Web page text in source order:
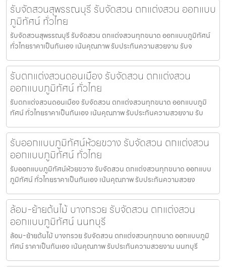
รับจัดสวนสุพรรณบุรี รับจัดสวน ตกแต่งสวน ออกแบบ
ภูมิทัศน์ ทั่วไทย
รับจัดสวนสุพรรณบุรี รับจัดสวน ตกแต่งสวนทุกขนาด ออกแบบภูมิทัศน์
ทั่วไทยราคาเป็นกันเอง เน้นคุณภาพ รับประกันความสวยงาม รับจ
รับตกแต่งสวนดอนเมือง รับจัดสวน ตกแต่งสวน
ออกแบบภูมิทัศน์ ทั่วไทย
รับตกแต่งสวนดอนเมือง รับจัดสวน ตกแต่งสวนทุกขนาด ออกแบบภูมิ
ทัศน์ ทั่วไทยราคาเป็นกันเอง เน้นคุณภาพ รับประกันความสวยงาม รับ
รับออกแบบภูมิทัศน์ห้วยขวาง รับจัดสวน ตกแต่งสวน
ออกแบบภูมิทัศน์ ทั่วไทย
รับออกแบบภูมิทัศน์ห้วยขวาง รับจัดสวน ตกแต่งสวนทุกขนาด ออกแบบ
ภูมิทัศน์ ทั่วไทยราคาเป็นกันเอง เน้นคุณภาพ รับประกันความสวยง
ล้อม-ย้ายต้นไม้ บางกรวย รับจัดสวน ตกแต่งสวน
ออกแบบภูมิทัศน์ นนทบุรี
ล้อม-ย้ายต้นไม้ บางกรวย รับจัดสวน ตกแต่งสวนทุกขนาด ออกแบบภูมิ
ทัศน์ ราคาเป็นกันเอง เน้นคุณภาพ รับประกันความสวยงาม นนทบุรี